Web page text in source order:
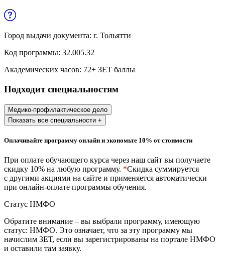
Образование и педагогические науки
Социология и социальная работа
и служащих
История и археология
Техносферная безопасность и
природообустройство
Экологическая безопасность в
промышленности
Город выдачи документа: г. Тольятти
Код программы: 32.005.32
Академических часов: 72+ ЗЕТ баллы
Подходит специальностям
Медико-профилактическое дело
Показать все специальности +
Оплачивайте программу онлайн и экономьте 10% от стоимости
При оплате обучающего курса через наш сайт вы получаете
скидку 10% на любую программу. *Скидка суммируется
с другими акциями на сайте и применяется автоматически
при онлайн-оплате программы обучения.
Статус НМФО
Обратите внимание – вы выбрали программу, имеющую
статус: НМФО. Это означает, что за эту программу мы
начислим ЗЕТ, если вы зарегистрированы на портале НМФО
и оставили там заявку.